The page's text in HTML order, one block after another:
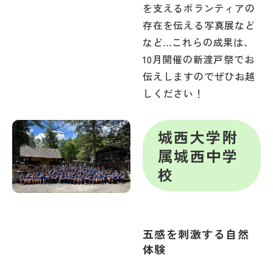
を支えるボランティアの
存在を伝える写真展など
など…これらの成果は、
10月開催の新渡戸祭でお
伝えしますのでぜひお越
しください！
城西大学附
属城西中学
校
五感を刺激する自然
体験